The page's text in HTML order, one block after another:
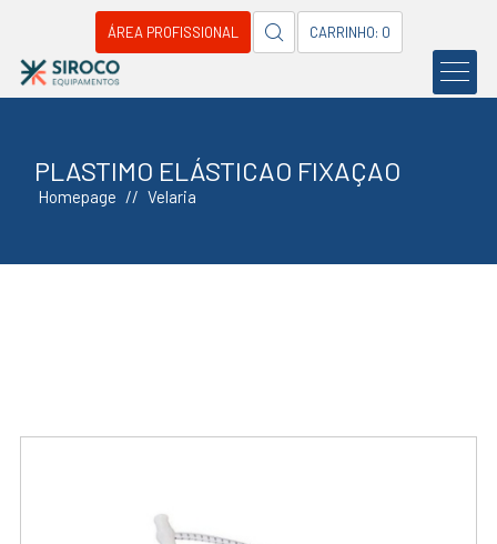
ÁREA PROFISSIONAL CARRINHO: 0
PLASTIMO ELÁSTICAO FIXAÇAO
Homepage Velaria